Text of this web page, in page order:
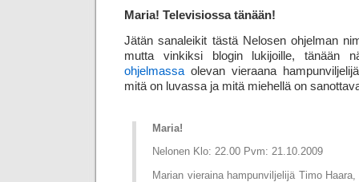
Maria! Televisiossa tänään!
Jätän sanaleikit tästä Nelosen ohjelman
mutta vinkiksi blogin lukijoille, tänään
ohjelmassa olevan vieraana
mitä on luvassa ja mitä miehellä on
Maria!
Nelonen Klo: 22.00 Pvm: 21.10.2009
Marian vieraina hampunviljelijä Timo